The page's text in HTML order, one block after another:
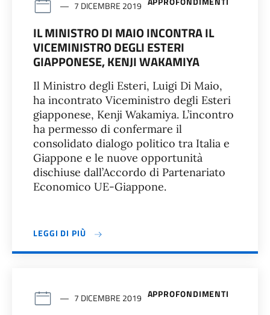
7 DICEMBRE 2019
IL MINISTRO DI MAIO INCONTRA IL
VICEMINISTRO DEGLI ESTERI
GIAPPONESE, KENJI WAKAMIYA
Il Ministro degli Esteri, Luigi Di Maio,
ha incontrato Viceministro degli Esteri
giapponese, Kenji Wakamiya. L’incontro
ha permesso di confermare il
consolidato dialogo politico tra Italia e
Giappone e le nuove opportunità
dischiuse dall’Accordo di Partenariato
Economico UE-Giappone.
LEGGI DI PIÙ
APPROFONDIMENTI
7 DICEMBRE 2019